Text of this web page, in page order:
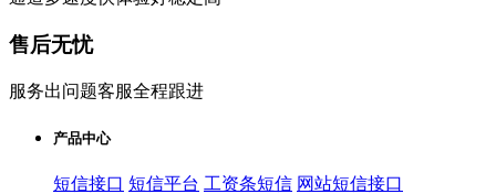
售后无忧
服务出问题客服全程跟进
产品中心
短信接口 短信平台 工资条短信 网站短信接口